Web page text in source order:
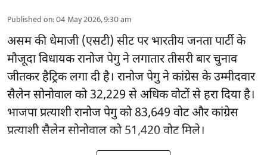
Published on:04 May 2026, 9:30 am
असम की धेमाजी (एसटी) सीट पर भारतीय जनता पार्टी के
मौजूदा विधायक रानोज पेगु ने लगातार तीसरी बार चुनाव
जीतकर हैट्रिक लगा दी है। रानोज पेगु ने कांग्रेस के उम्मीदवार
सैलेन सोनोवाल को 32,229 से अधिक वोटों से हरा दिया है।
भाजपा प्रत्याशी रानोज पेगु को 83,649 वोट और कांग्रेस
प्रत्याशी सैलेन सोनोवाल को 51,420 वोट मिले।